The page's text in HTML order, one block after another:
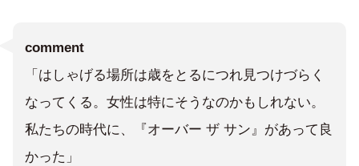
comment
「はしゃげる場所は歳をとるにつれ見つけづらく
なってくる。女性は特にそうなのかもしれない。
私たちの時代に、『オーバー ザ サン』があって良
かった」